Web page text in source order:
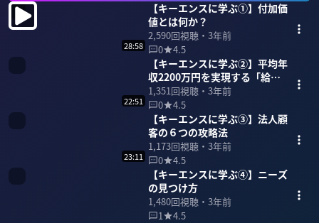
【キーエンスに学ぶ①】付加価
値とは何か？
2,590回視聴・ 3年前
0
4.5
28:58
【キーエンスに学ぶ②】平均年
収2200万円を実現する「給
与・人事・育成の仕組み」
1,351回視聴・ 3年前
0
4.5
22:51
【キーエンスに学ぶ③】法人顧
客の６つの攻略法
1,173回視聴・ 3年前
0
4.5
23:11
【キーエンスに学ぶ④】ニーズ
の見つけ方
1,480回視聴・ 3年前
1
4.5